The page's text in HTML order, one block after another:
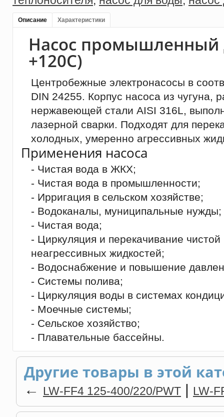
Описание Характеристики
Насос промышленный
+120С)
Центробежные электронасосы в
DIN 24255. Корпус насоса из чугуна,
нержавеющей стали AISI 316L,
лазерной сварки. Подходят для
холодных, умеренно агрессивных
Применения насоса
- Чистая вода в ЖКХ;
- Чистая вода в промышленности;
- Ирригация в сельском хозяйстве;
- Водоканалы, муниципальные нужды;
- Чистая вода;
- Циркуляция и перекачивание
неагрессивных жидкостей;
- Водоснабжение и повышение
- Системы полива;
- Циркуляция воды в системах
- Моечные системы;
- Сельское хозяйство;
- Плавательные бассейны.
Другие товары в этой
← LW-FF4 125-400/220/PWT | LW-